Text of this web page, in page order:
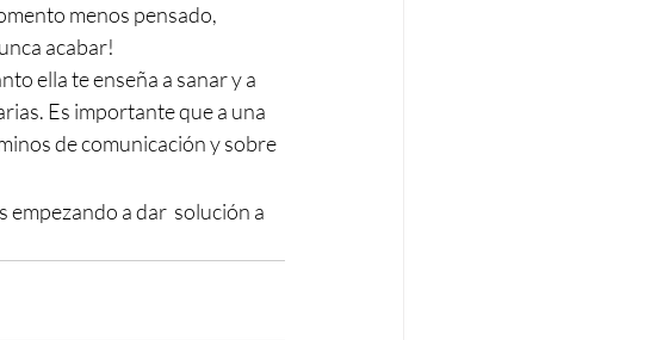
menos pensado,
acabar!
ella te enseña a sanar y a
Es importante que a una
de comunicación y sobre
empezando a dar  solución a